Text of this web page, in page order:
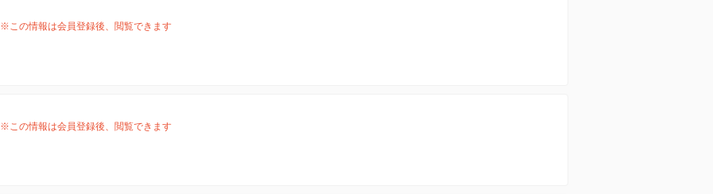
※この情報は会員登録後、閲覧できます
※この情報は会員登録後、閲覧できます